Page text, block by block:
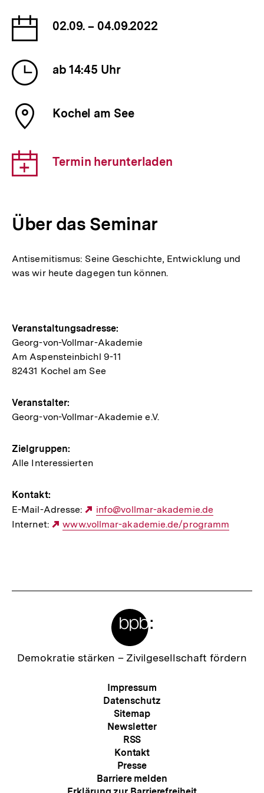
Datum
der
Veranstaltung
02.09. – 04.09.2022
Uhrzeit
der
Veranstaltung
ab 14:45 Uhr
Ort
der
Kochel am See
Download-
Link:
Termin herunterladen
Über das Seminar
Antisemitismus: Seine Geschichte, Entwicklung und
was wir heute dagegen tun können.
Hinweise
zur
Veranstaltung
Veranstaltungsadresse:
Georg-von-Vollmar-Akademie
Am Aspensteinbichl 9-11
82431 Kochel am See
Veranstalter:
Georg-von-Vollmar-Akademie e.V.
Zielgruppen:
Alle Interessierten
Kontakt:
E-Mail-Adresse:
Externer
Link:
info@vollmar-akademie.de
Internet:
Externer
www.vollmar-akademie.de/programm
Zur
Demokratie stärken – Zivilgesellschaft fördern
Meta-
Navigation
Impressum
Datenschutz
Sitemap
Newsletter
RSS
Kontakt
Presse
Barriere melden